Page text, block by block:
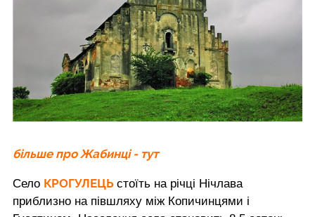
більше про Жабинці - тут
Село КРОГУЛЕЦЬ стоїть на річці Нічлава
приблизно на півшляху між Копичинцями і